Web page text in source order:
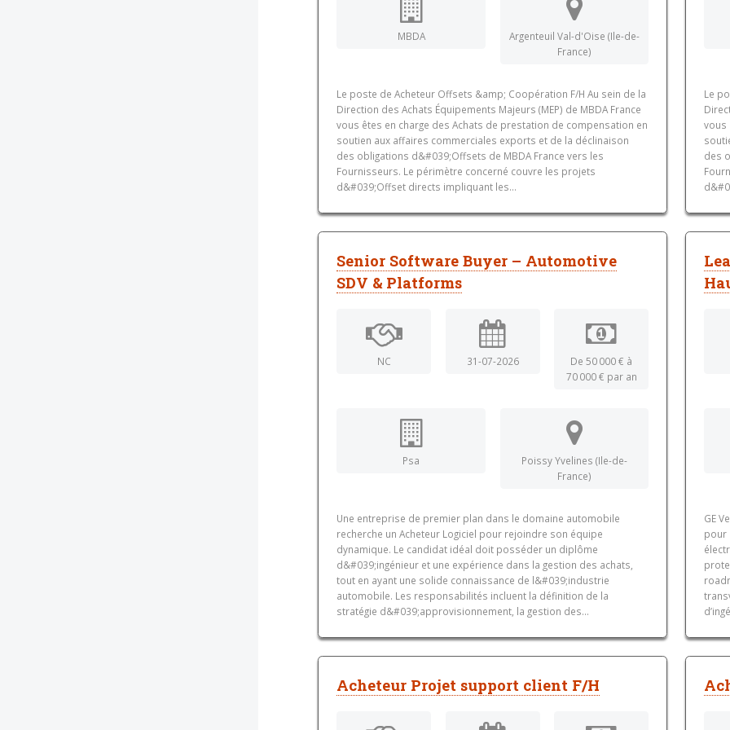
MBDA
Argenteuil Val-d'Oise (Ile-de-
France)
Le poste de Acheteur Offsets &amp; Coopération F/H Au sein de la
Direction des Achats Équipements Majeurs (MEP) de MBDA France
vous êtes en charge des Achats de prestation de compensation en
soutien aux affaires commerciales exports et de la déclinaison
des obligations d&#039;Offsets de MBDA France vers les
Fournisseurs. Le périmètre concerné couvre les projets
d&#039;Offset directs impliquant les...
Le
vous
des
Senior Software Buyer – Automotive
SDV & Platforms
NC 31-07-2026
De 50 000 € à
70 000 € par an
Psa
Poissy Yvelines (Ile-de-
France)
Une entreprise de premier plan dans le domaine automobile
recherche un Acheteur Logiciel pour rejoindre son équipe
dynamique. Le candidat idéal doit posséder un diplôme
d&#039;ingénieur et une expérience dans la gestion des achats,
tout en ayant une solide connaissance de l&#039;industrie
automobile. Les responsabilités incluent la définition de la
stratégie d&#039;approvisionnement, la gestion des...
GE
pour
Acheteur Projet support client F/H